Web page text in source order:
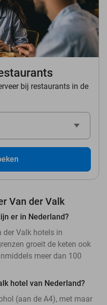
bij restaurants in de
Van der Valk
er in Nederland?
der Valk hotels in
groeit de keten ook
meer dan 100
hotel van Nederland?
(aan de A4), met maar